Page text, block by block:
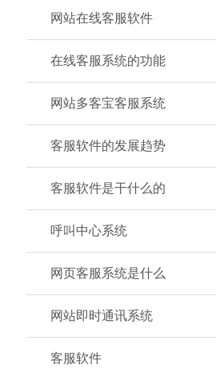
网站在线客服软件
在线客服系统的功能
网站多客宝客服系统
客服软件的发展趋势
客服软件是干什么的
呼叫中心系统
网页客服系统是什么
网站即时通讯系统
客服软件